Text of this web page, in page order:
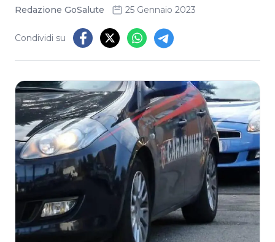
Redazione GoSalute 25 Gennaio 2023
Condividi su